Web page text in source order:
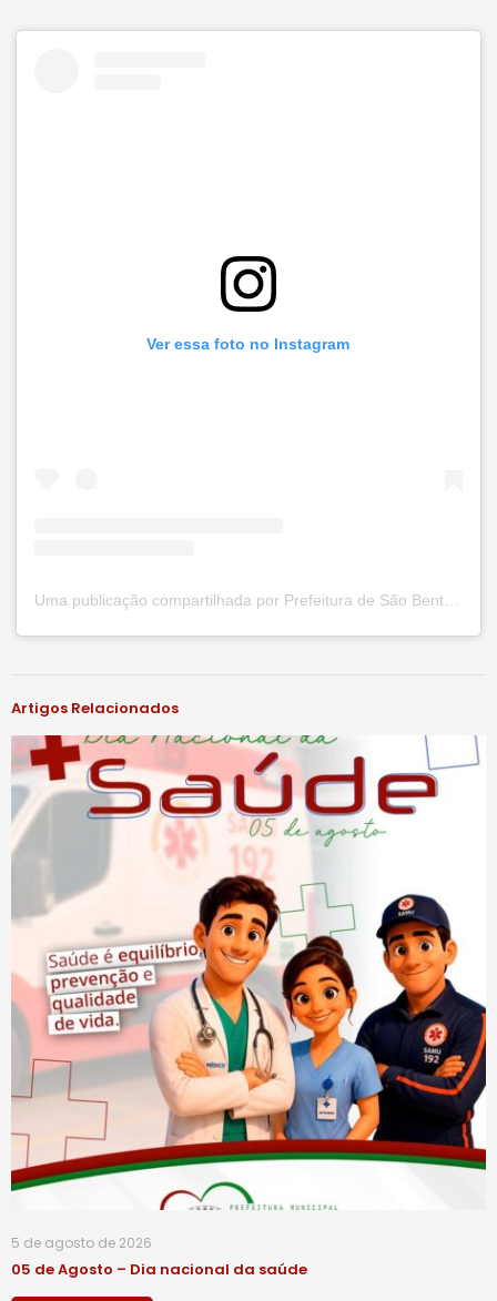
Ver essa foto no Instagram
#notíciassbu
Artigos Relacionados
5 de agosto de 2026
05 de Agosto – Dia nacional da saúde